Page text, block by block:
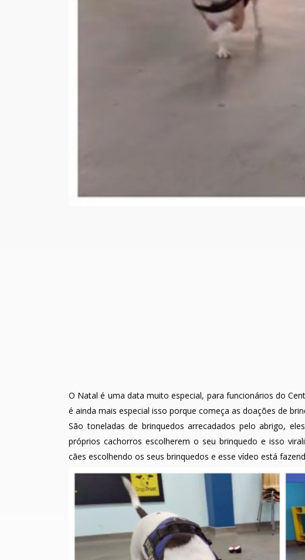
O Natal é uma data muito especial, para funcionários do
é ainda mais especial isso porque começa as doações de
São toneladas de brinquedos arrecadados pelo abrigo,
próprios cachorros escolherem o seu brinquedo e isso
cães escolhendo os seus brinquedos e esse vídeo está